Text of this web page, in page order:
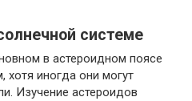
системе
в астероидном поясе
иногда они могут
Изучение астероидов